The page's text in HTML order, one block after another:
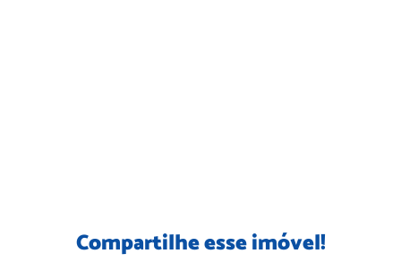
Compartilhe esse imóvel!